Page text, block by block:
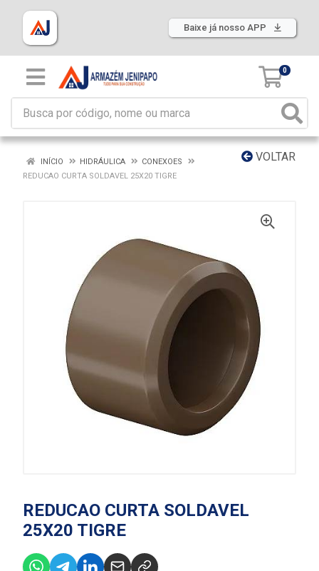
Baixe já nosso APP
0
VOLTAR
INÍCIO HIDRÁULICA
CONEXOES
REDUCAO CURTA SOLDAVEL 25X20 TIGRE
REDUCAO CURTA SOLDAVEL
25X20 TIGRE